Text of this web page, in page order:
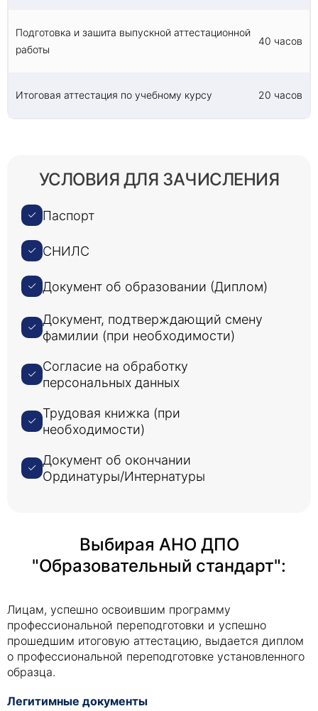
Подготовка и зашита выпускной аттестационной
работы
40 часов
Итоговая аттестация по учебному курсу 20 часов
УСЛОВИЯ ДЛЯ ЗАЧИСЛЕНИЯ
Паспорт
СНИЛС
Документ об образовании (Диплом)
Документ, подтверждающий смену
фамилии (при необходимости)
Согласие на обработку
персональных данных
Трудовая книжка (при
необходимости)
Документ об окончании
Ординатуры/Интернатуры
Выбирая АНО ДПО
"Образовательный стандарт":
Лицам, успешно освоившим программу
профессиональной переподготовки и успешно
прошедшим итоговую аттестацию, выдается диплом
о профессиональной переподготовке установленного
образца.
Легитимные документы